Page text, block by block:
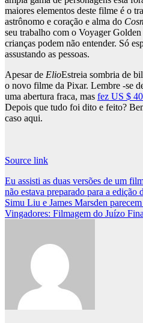
maiores elementos deste filme é o
astrônomo e coração e alma do
seu trabalho com o Voyager
crianças podem não entender. Só
assustando as pessoas.
Apesar de ElioEstreia sombria de
o novo filme da Pixar. Lembre -se
uma abertura fraca, mas fez US $
Depois que tudo foi dito e feito?
caso aqui.
Source link
Post
navigation
Eu assisti as duas versões de um
não estava preparado para a edição
Simu Liu e James Marsden
Vingadores: Filmagem do Juízo